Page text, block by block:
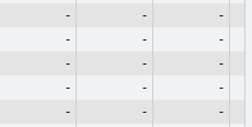
- -
-
- -
-
- -
-
- -
-
- -
-